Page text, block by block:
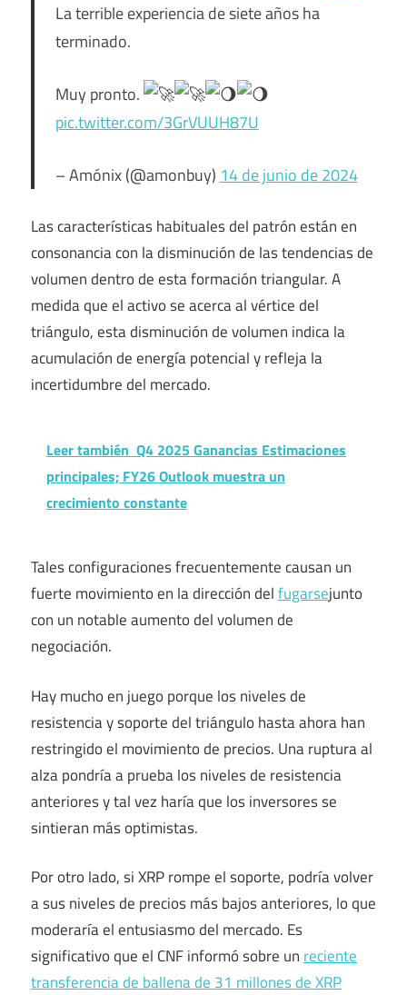
La terrible experiencia de siete años ha
terminado.
Muy pronto.
pic.twitter.com/3GrVUUH87U
– Amónix (@amonbuy) 14 de junio de 2024
Las características habituales del patrón están en
consonancia con la disminución de las tendencias de
volumen dentro de esta formación triangular. A
medida que el activo se acerca al vértice del
triángulo, esta disminución de volumen indica la
acumulación de energía potencial y refleja la
incertidumbre del mercado.
Leer también Q4 2025 Ganancias Estimaciones
principales; FY26 Outlook muestra un
crecimiento constante
Tales configuraciones frecuentemente causan un
fuerte movimiento en la dirección delfugarsejunto
con un notable aumento del volumen de
negociación.
Hay mucho en juego porque los niveles de
resistencia y soporte del triángulo hasta ahora han
restringido el movimiento de precios. Una ruptura al
alza pondría a prueba los niveles de resistencia
anteriores y tal vez haría que los inversores se
sintieran más optimistas.
Por otro lado, si XRP rompe el soporte, podría volver
a sus niveles de precios más bajos anteriores, lo que
moderaría el entusiasmo del mercado. Es
significativo que el CNF informó sobre un reciente
transferencia de ballena de 31 millones de XRP